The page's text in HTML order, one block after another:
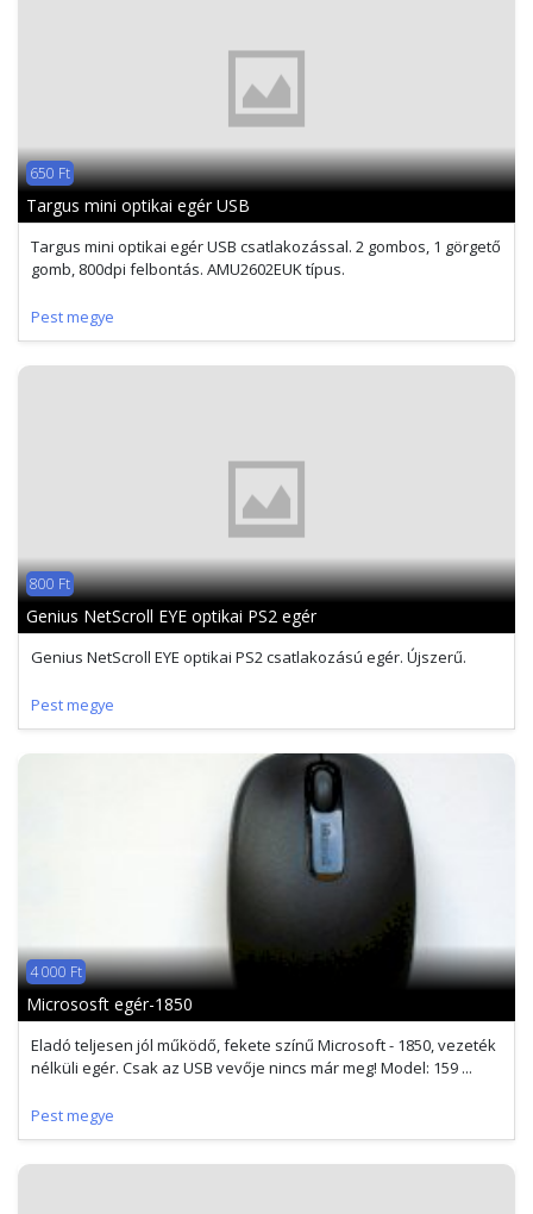
650 Ft
Targus mini optikai egér USB
Targus mini optikai egér USB csatlakozással. 2 gombos, 1 görgető
gomb, 800dpi felbontás. AMU2602EUK típus.
Pest megye
800 Ft
Genius NetScroll EYE optikai PS2 egér
Genius NetScroll EYE optikai PS2 csatlakozású egér. Újszerű.
Pest megye
4 000 Ft
Micrososft egér-1850
Eladó teljesen jól működő, fekete színű Microsoft - 1850, vezeték
nélküli egér. Csak az USB vevője nincs már meg! Model: 159 ...
Pest megye